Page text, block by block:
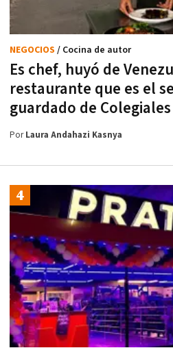
Es chef, huyó de
restaurante que es el
guardado de Colegiales
NEGOCIOS / Cocina de autor
PorLaura Andahazi Kasnya